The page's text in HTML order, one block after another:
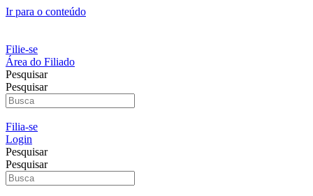
Ir para o conteúdo
Filie-se
Área do Filiado
Pesquisar
Pesquisar
Filia-se
Login
Pesquisar
Pesquisar